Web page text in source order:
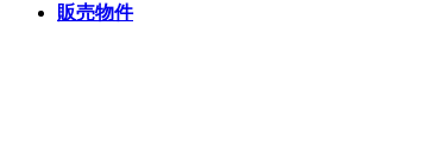
販売物件